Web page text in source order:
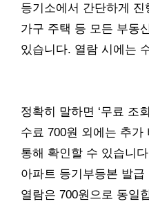
등기소에서 간단하게
가구 주택 등 모든 부동
있습니다. 열람 시에는
정확히 말하면 ‘무료 조
수료 700원 외에는 추
통해 확인할 수 있습니
아파트 등기부등본 발
열람은 700원으로 동일